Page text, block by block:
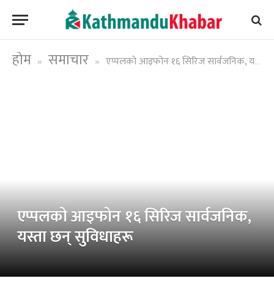
होम » समाचार » एप्पलको आइफोन १६ सिरिज सार्वजनिक, यस्ता छन् सुविधाहरू
एप्पलको आइफोन १६ सिरिज सार्वजनिक,
यस्ता छन् सुविधाहरू